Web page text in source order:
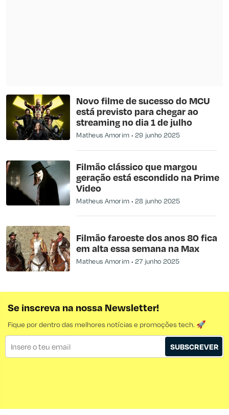
Novo filme de sucesso do MCU
está previsto para chegar ao
streaming no dia 1 de julho
Matheus Amorim 29 junho 2025
Filmão clássico que margou
geração está escondido na Prime
Video
Matheus Amorim 28 junho 2025
Filmão faroeste dos anos 80 fica
em alta essa semana na Max
Matheus Amorim 27 junho 2025
Se inscreva na nossa Newsletter!
Fique por dentro das melhores notícias e promoções tech. 🚀
SUBSCREVER